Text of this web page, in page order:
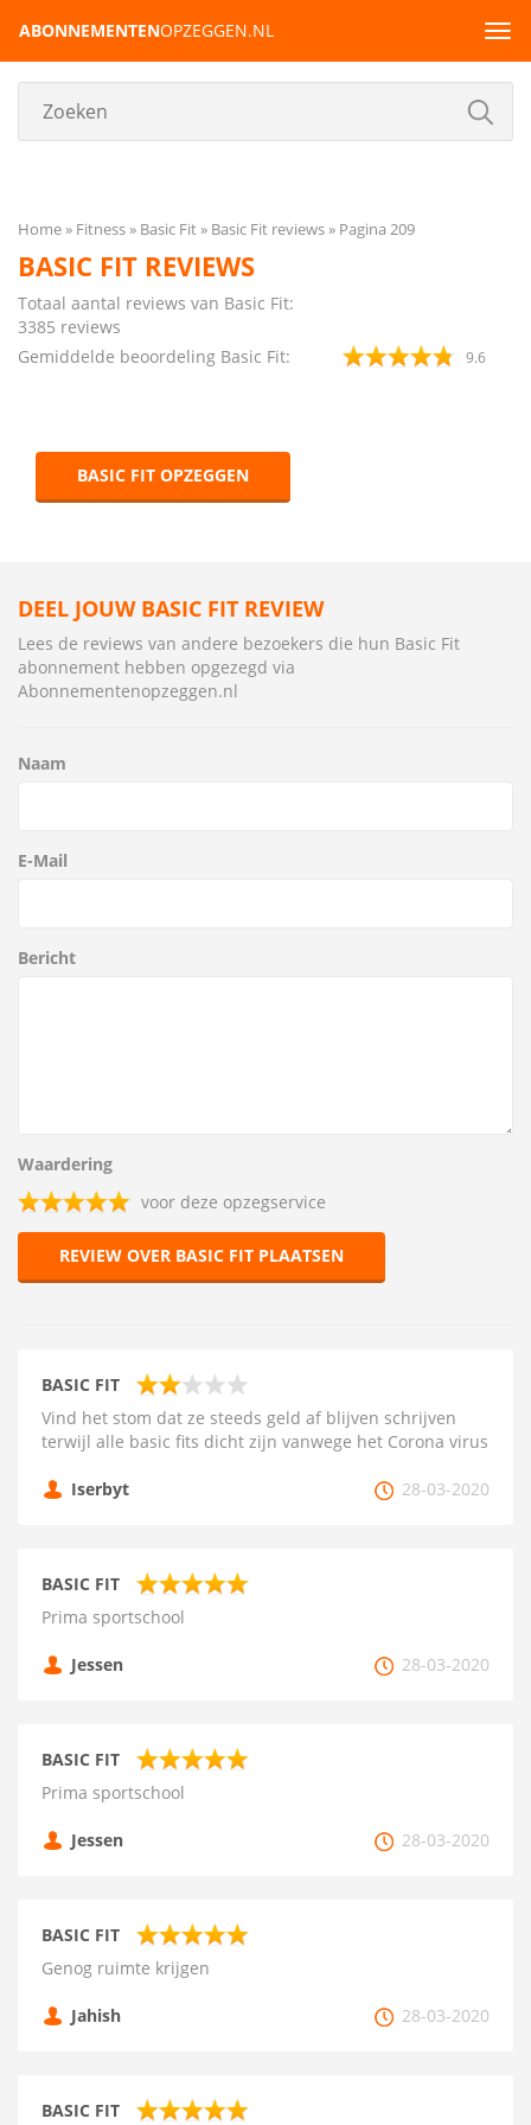
ABONNEMENTENOPZEGGEN.NL
Home Fitness Basic Fit Basic Fit reviews Pagina 209
BASIC FIT REVIEWS
Totaal aantal reviews van Basic Fit:
3385 reviews
Gemiddelde beoordeling Basic Fit:
9.6
BASIC FIT OPZEGGEN
DEEL JOUW BASIC FIT REVIEW
Lees de reviews van andere bezoekers die hun Basic Fit
abonnement hebben opgezegd via
Abonnementenopzeggen.nl
Naam
E-Mail
Bericht
Waardering
voor deze opzegservice
REVIEW OVER BASIC FIT PLAATSEN
BASIC FIT
Vind het stom dat ze steeds geld af blijven schrijven
terwijl alle basic fits dicht zijn vanwege het Corona virus
Iserbyt 28-03-2020
BASIC FIT
Prima sportschool
Jessen 28-03-2020
BASIC FIT
Prima sportschool
Jessen 28-03-2020
BASIC FIT
Genog ruimte krijgen
Jahish 28-03-2020
BASIC FIT